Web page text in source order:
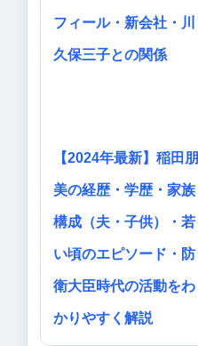
フィール・新会社・川
久保三子との関係
【2024年最新】稲田朋
美の経歴・学歴・家族
構成（夫・子供）・若
い頃のエピソード・防
衛大臣時代の活動をわ
かりやすく解説